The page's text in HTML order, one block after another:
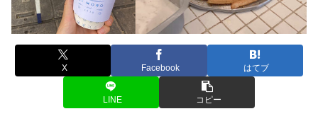
X Facebook はてブ
LINE コピー